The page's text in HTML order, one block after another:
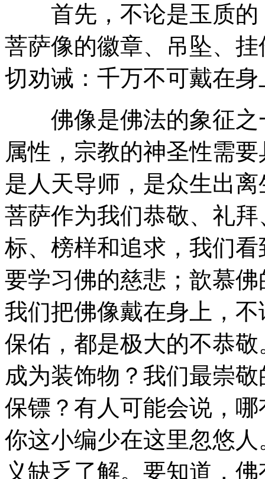
首先，不论是玉质的
菩萨像的徽章、吊坠、
切劝诫：千万不可戴在
佛像是佛法的象征之
属性，宗教的神圣性需
是人天导师，是众生出
菩萨作为我们恭敬、礼
标、榜样和追求，我们
要学习佛的慈悲；歆慕
我们把佛像戴在身上，
保佑，都是极大的不恭
成为装饰物？我们最崇
保镖？有人可能会说，
你这小编少在这里忽悠
义缺乏了解。要知道，